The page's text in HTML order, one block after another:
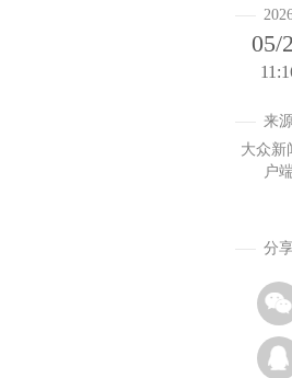
05/
来
大众新
户
分